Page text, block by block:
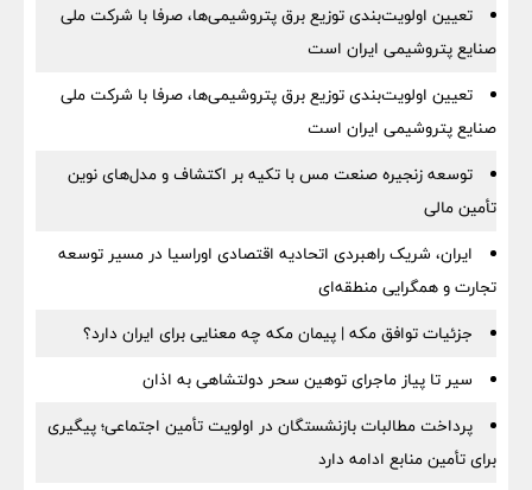
تعیین اولویت‌بندی توزیع برق پتروشیمی‌ها، صرفا با شرکت ملی
صنایع پتروشیمی ایران است
تعیین اولویت‌بندی توزیع برق پتروشیمی‌ها، صرفا با شرکت ملی
صنایع پتروشیمی ایران است
توسعه زنجیره صنعت مس با تکیه بر اکتشاف و مدل‌های نوین
تأمین مالی
ایران، شریک راهبردی اتحادیه اقتصادی اوراسیا در مسیر توسعه
تجارت و همگرایی منطقه‌ای
جزئیات توافق مکه | پیمان مکه چه معنایی برای ایران دارد؟
سیر تا پیاز ماجرای توهین سحر دولتشاهی به اذان
پرداخت مطالبات بازنشستگان در اولویت تأمین اجتماعی؛ پیگیری
برای تأمین منابع ادامه دارد